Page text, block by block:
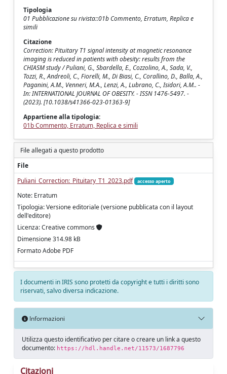
Tipologia
01 Pubblicazione su rivista::01b Commento, Erratum, Replica e
simili
Citazione
Correction: Pituitary T1 signal intensity at magnetic resonance
imaging is reduced in patients with obesity: results from the
CHIASM study / Puliani, G., Sbardella, E., Cozzolino, A., Sada, V.,
Tozzi, R., Andreoli, C., Fiorelli, M., Di Biasi, C., Corallino, D., Balla, A.,
Paganini, A.M., Venneri, M.A., Lenzi, A., Lubrano, C., Isidori, A.M.. -
In: INTERNATIONAL JOURNAL OF OBESITY. - ISSN 1476-5497. -
(2023). [10.1038/s41366-023-01363-9]
Appartiene alla tipologia:
01b Commento, Erratum, Replica e simili
File allegati a questo prodotto
File
Puliani_Correction:_Pituitary_T1_2023.pdf
accesso aperto
Note: Erratum
Tipologia: Versione editoriale (versione pubblicata con il layout
dell'editore)
Licenza: Creative commons
Dimensione 314.98 kB
Formato Adobe PDF
I documenti in IRIS sono protetti da copyright e tutti i diritti sono
riservati, salvo diversa indicazione.
Informazioni
Utilizza questo identificativo per citare o creare un link a questo
documento: https://hdl.handle.net/11573/1687796
Citazioni